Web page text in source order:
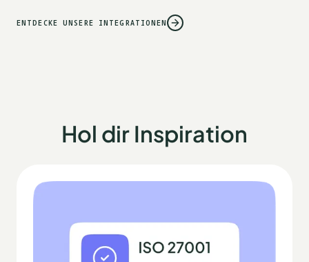
ENTDECKE UNSERE INTEGRATIONEN
Hol dir Inspiration